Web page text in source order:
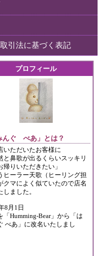
引法に基づく表記
プロフィール
んぐ べあ」とは？
いただいたお客様に
と鼻歌が出るくらいスッキリ
帰りいただきたい」
ヒーラー天歌（ヒーリング担
クマによく似ていたので店名
しました。
8月1日
「Humming-Bear」から「は
べあ」に改名いたしまし